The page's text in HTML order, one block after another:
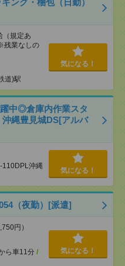
ング・梱包（日勤）
規定あ
残業なしの
道)駅
気になる！
中◎倉庫内作業スタ
縄豊見城DS[アルバ
110DPL沖縄
気になる！
（夜勤）[派遣]
円）
ら車11分 /
気になる！